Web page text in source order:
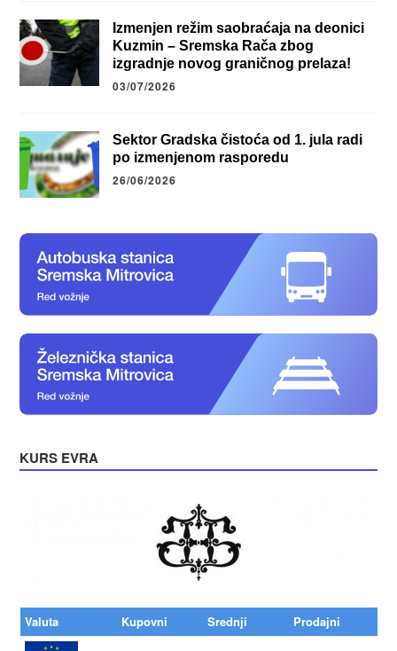
Izmenjen režim saobraćaja na deonici
Kuzmin – Sremska Rača zbog
izgradnje novog graničnog prelaza!
03/07/2026
Sektor Gradska čistoća od 1. jula radi
po izmenjenom rasporedu
26/06/2026
KURS EVRA
Valuta Kupovni Srednji Prodajni